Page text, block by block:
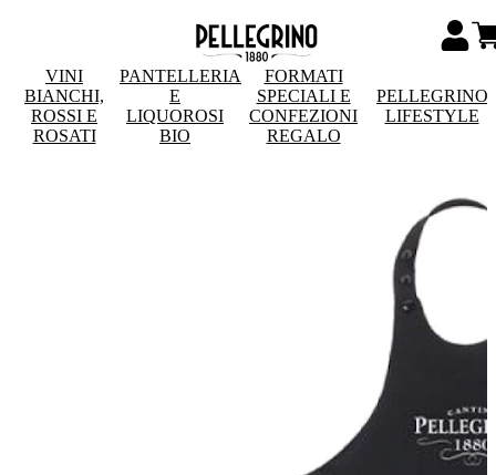
VINI
BIANCHI,
ROSSI E
ROSATI
PANTELLERIA
E
LIQUOROSI
BIO
FORMATI
SPECIALI E
CONFEZIONI
REGALO
PELLEGRINO
LIFESTYLE